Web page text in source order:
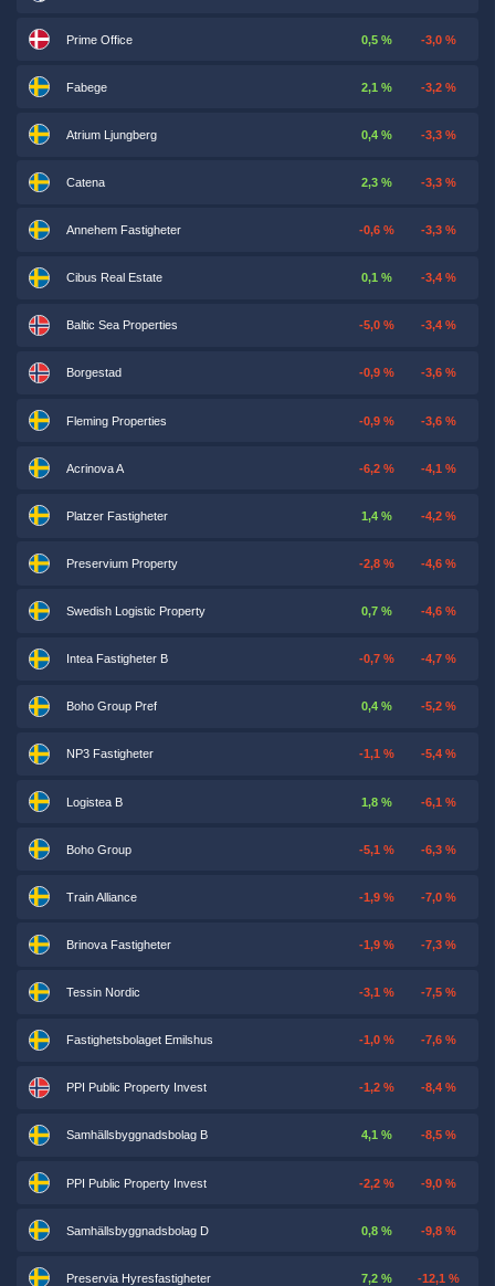
Prime Office 0,5 % -3,0 %
Fabege 2,1 % -3,2 %
Atrium Ljungberg 0,4 % -3,3 %
Catena 2,3 % -3,3 %
Annehem Fastigheter -0,6 % -3,3 %
Cibus Real Estate 0,1 % -3,4 %
Baltic Sea Properties -5,0 % -3,4 %
Borgestad -0,9 % -3,6 %
Fleming Properties -0,9 % -3,6 %
Acrinova A -6,2 % -4,1 %
Platzer Fastigheter 1,4 % -4,2 %
Preservium Property -2,8 % -4,6 %
Swedish Logistic Property 0,7 % -4,6 %
Intea Fastigheter B -0,7 % -4,7 %
Boho Group Pref 0,4 % -5,2 %
NP3 Fastigheter -1,1 % -5,4 %
Logistea B 1,8 % -6,1 %
Boho Group -5,1 % -6,3 %
Train Alliance -1,9 % -7,0 %
Brinova Fastigheter -1,9 % -7,3 %
Tessin Nordic -3,1 % -7,5 %
Fastighetsbolaget Emilshus -1,0 % -7,6 %
PPI Public Property Invest -1,2 % -8,4 %
Samhällsbyggnadsbolag B 4,1 % -8,5 %
PPI Public Property Invest -2,2 % -9,0 %
Samhällsbyggnadsbolag D 0,8 % -9,8 %
Preservia Hyresfastigheter 7,2 % -12,1 %